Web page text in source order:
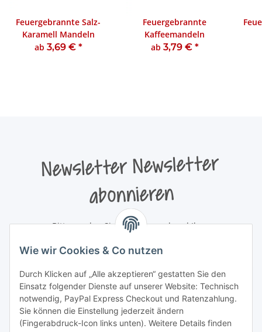
Wie wir Cookies & Co nutzen
Durch Klicken auf „Alle akzeptieren“ gestatten Sie den
Einsatz folgender Dienste auf unserer Website: Technisch
notwendig, PayPal Express Checkout und Ratenzahlung.
Sie können die Einstellung jederzeit ändern
(Fingerabdruck-Icon links unten). Weitere Details finden
Feuergebrannte Salz-
Karamell Mandeln
ab 3,69 € *
Feuergebrannte
Kaffeemandeln
ab 3,79 € *
Newsletter Newsletter
abonnieren
Bitte senden Sie mir entsprechend Ihrer
Informationen zu Ihrem Produktsortiment per E-Mail zu.
Newsletter abonnieren
Newsletter Newsletter abonnieren
Informationen